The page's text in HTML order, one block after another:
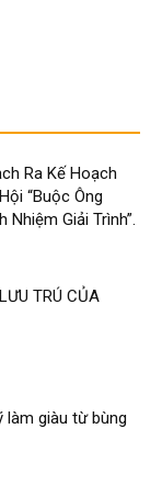
Ra Kế Hoạch
“Buộc Ông
Nhiệm Giải Trình”.
TRÚ CỦA
làm giàu từ bùng